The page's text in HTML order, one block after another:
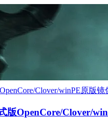
版OpenCore/Clover/